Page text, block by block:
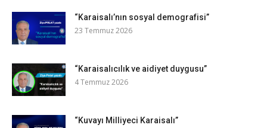
“Karaisalı’nın sosyal demografisi”
23 Temmuz 2026
“Karaisalıcılık ve aidiyet duygusu”
4 Temmuz 2026
“Kuvayı Milliyeci Karaisalı”